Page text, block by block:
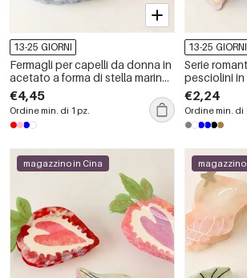
13-25 GIORNI
Fermagli per capelli da donna in
acetato a forma di stella marina
color ciliegia dolce della serie
Simple.
€4,45
Ordine min. di 1 pz.
13-25 GIORNI
Serie
pesciolini
oceanico,
donna
€2,24
Ordine min. di
magazzino in Cina magazzino